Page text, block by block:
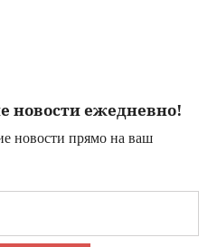
новости ежедневно!
новости прямо на ваш